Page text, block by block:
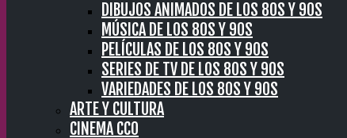
DIBUJOS ANIMADOS DE LOS 80S Y 90S
MÚSICA DE LOS 80S Y 90S
PELÍCULAS DE LOS 80S Y 90S
SERIES DE TV DE LOS 80S Y 90S
VARIEDADES DE LOS 80S Y 90S
ARTE Y CULTURA
CINEMA CC0